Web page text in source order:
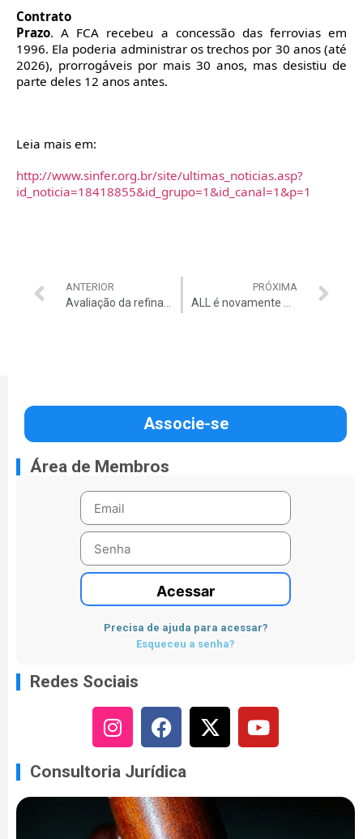
Contrato
Prazo. A FCA recebeu a concessão das ferrovias em
1996. Ela poderia administrar os trechos por 30 anos (até
2026), prorrogáveis por mais 30 anos, mas desistiu de
parte deles 12 anos antes.
Leia mais em:
http://www.sinfer.org.br/site/ultimas_noticias.asp?
id_noticia=18418855&id_grupo=1&id_canal=1&p=1
ANTERIOR PRÓXIMA
Associe-se
Área de Membros
Acessar
Precisa de ajuda para acessar?
Esqueceu a senha?
Redes Sociais
Consultoria Jurídica